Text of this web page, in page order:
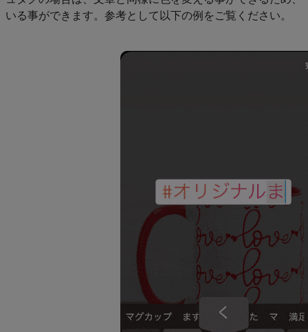
いる事ができます。参考として以下の例をご覧ください。